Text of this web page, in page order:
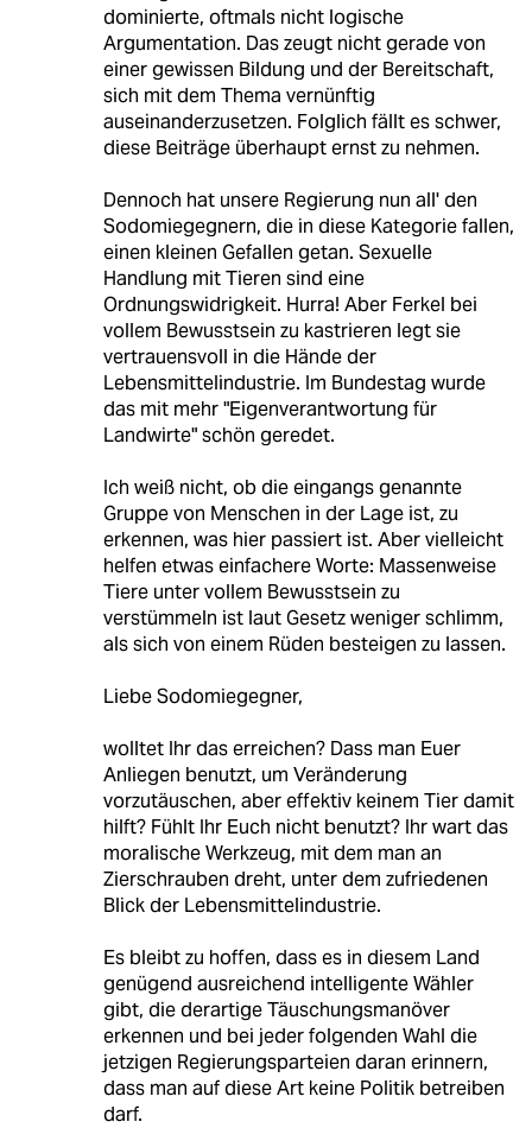
dominierte, oftmals nicht logische
Argumentation. Das zeugt nicht gerade von
einer gewissen Bildung und der Bereitschaft,
sich mit dem Thema vernünftig
auseinanderzusetzen. Folglich fällt es schwer,
diese Beiträge überhaupt ernst zu nehmen.
Dennoch hat unsere Regierung nun all' den
Sodomiegegnern, die in diese Kategorie fallen,
einen kleinen Gefallen getan. Sexuelle
Handlung mit Tieren sind eine
Ordnungswidrigkeit. Hurra! Aber Ferkel bei
vollem Bewusstsein zu kastrieren legt sie
vertrauensvoll in die Hände der
Lebensmittelindustrie. Im Bundestag wurde
das mit mehr "Eigenverantwortung für
Landwirte" schön geredet.
Ich weiß nicht, ob die eingangs genannte
Gruppe von Menschen in der Lage ist, zu
erkennen, was hier passiert ist. Aber vielleicht
helfen etwas einfachere Worte: Massenweise
Tiere unter vollem Bewusstsein zu
verstümmeln ist laut Gesetz weniger schlimm,
als sich von einem Rüden besteigen zu lassen.
Liebe Sodomiegegner,
wolltet Ihr das erreichen? Dass man Euer
Anliegen benutzt, um Veränderung
vorzutäuschen, aber effektiv keinem Tier damit
hilft? Fühlt Ihr Euch nicht benutzt? Ihr wart das
moralische Werkzeug, mit dem man an
Zierschrauben dreht, unter dem zufriedenen
Blick der Lebensmittelindustrie.
Es bleibt zu hoffen, dass es in diesem Land
genügend ausreichend intelligente Wähler
gibt, die derartige Täuschungsmanöver
erkennen und bei jeder folgenden Wahl die
jetzigen Regierungsparteien daran erinnern,
dass man auf diese Art keine Politik betreiben
darf.